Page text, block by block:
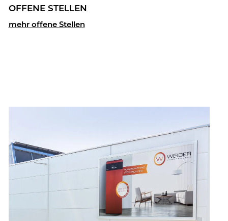
OF­FE­NE STEL­LEN
mehr of­fe­ne Stel­len